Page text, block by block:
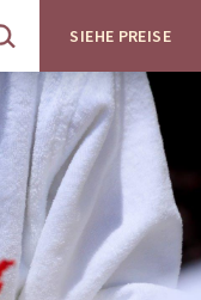
Open
site
search
SIEHE PREISE